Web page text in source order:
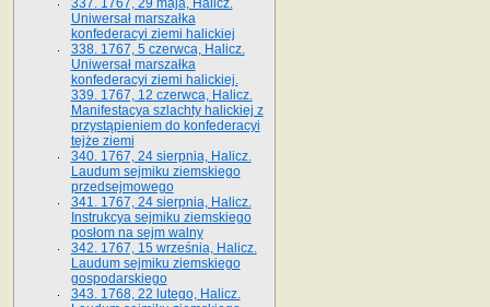
337. 1767, 29 maja, Halicz.
Uniwersał marszałka
konfederacyi ziemi halickiej
338. 1767, 5 czerwca, Halicz.
Uniwersał marszałka
konfederacyi ziemi halickiej.
339. 1767, 12 czerwca, Halicz.
Manifestacya szlachty halickiej z
przystąpieniem do konfederacyi
tejże ziemi
340. 1767, 24 sierpnia, Halicz.
Laudum sejmiku ziemskiego
przedsejmowego
341. 1767, 24 sierpnia, Halicz.
Instrukcya sejmiku ziemskiego
posłom na sejm walny
342. 1767, 15 września, Halicz.
Laudum sejmiku ziemskiego
gospodarskiego
343. 1768, 22 lutego, Halicz.